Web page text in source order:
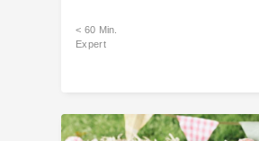
< 60 Min.
Expert